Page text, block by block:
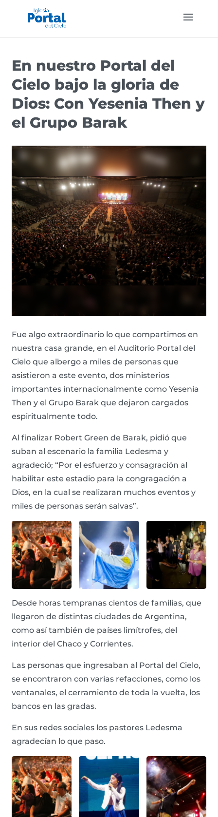
En nuestro Portal del
Cielo bajo la gloria de
Dios: Con Yesenia Then y
el Grupo Barak
Fue algo extraordinario lo que compartimos en
nuestra casa grande, en el Auditorio Portal del
Cielo que albergo a miles de personas que
asistieron a este evento, dos ministerios
importantes internacionalmente como Yesenia
Then y el Grupo Barak que dejaron cargados
espiritualmente todo.
Al finalizar Robert Green de Barak, pidió que
suban al escenario la familia Ledesma y
agradeció; “Por el esfuerzo y consagración al
habilitar este estadio para la congragación a
Dios, en la cual se realizaran muchos eventos y
miles de personas serán salvas”.
Desde horas tempranas cientos de familias, que
llegaron de distintas ciudades de Argentina,
como así también de países limítrofes, del
interior del Chaco y Corrientes.
Las personas que ingresaban al Portal del Cielo,
se encontraron con varias refacciones, como los
ventanales, el cerramiento de toda la vuelta, los
bancos en las gradas.
En sus redes sociales los pastores Ledesma
agradecían lo que paso.